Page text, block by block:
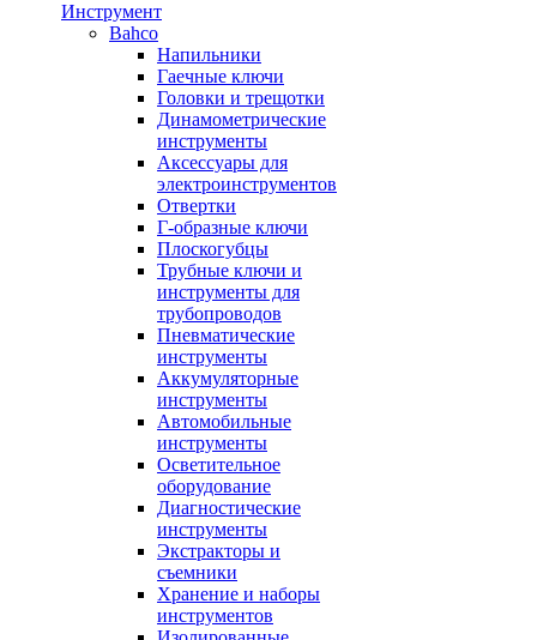
Инструмент
Bahco
Напильники
Гаечные ключи
Головки и трещотки
Динамометрические
инструменты
Аксессуары для
электроинструментов
Отвертки
Г-образные ключи
Плоскогубцы
Трубные ключи и
инструменты для
трубопроводов
Пневматические
инструменты
Аккумуляторные
инструменты
Автомобильные
инструменты
Осветительное
оборудование
Диагностические
инструменты
Экстракторы и
съемники
Хранение и наборы
инструментов